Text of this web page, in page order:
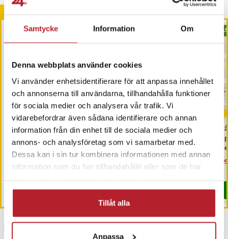
Samtycke Information Om
Denna webbplats använder cookies
Vi använder enhetsidentifierare för att anpassa innehållet
och annonserna till användarna, tillhandahålla funktioner
för sociala medier och analysera vår trafik. Vi
vidarebefordrar även sådana identifierare och annan
information från din enhet till de sociala medier och
annons- och analysföretag som vi samarbetar med.
Dessa kan i sin tur kombinera informationen med annan
information som du har tillhandahållit eller som de har
Tillåt alla
Anpassa
-8%
BÄSTSÄLJARE
iCarsoft CR MAX OBD /
OBD2 felkodsläsare /
bildiagnosverktyg /
diagnosverktyg för bil
Nuvarande pris
3 698 krTidigare pris :3 999 kr
3 698 kr 3 999 kr
I lager, levereras inom 1-2 vardagar
Köp
Värdebevis
Hotellövernattning
Pris : 1 500 kr
1 500 kr
I lager, levereras inom 1-2 vardagar
Köp
Senast besökta